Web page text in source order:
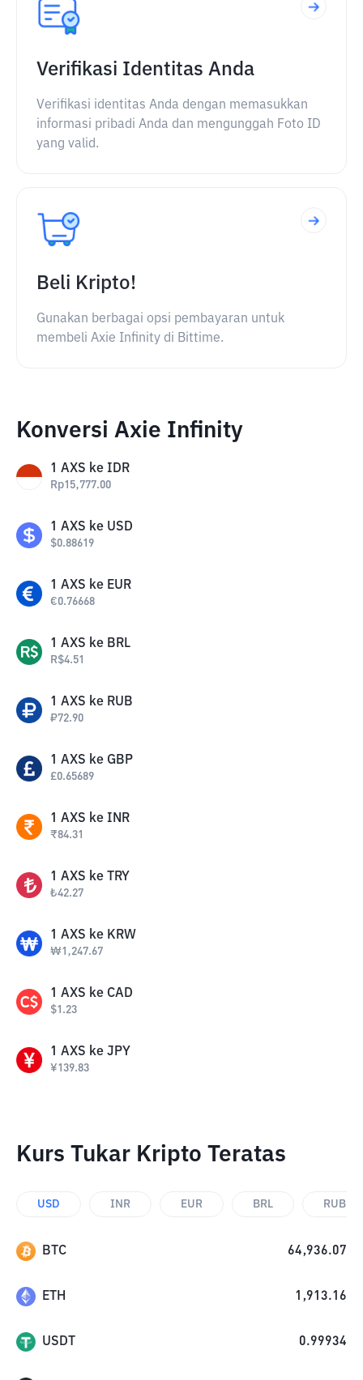
Verifikasi Identitas Anda
Verifikasi identitas Anda dengan memasukkan
informasi pribadi Anda dan mengunggah Foto ID
yang valid.
Beli Kripto!
Gunakan berbagai opsi pembayaran untuk
membeli Axie Infinity di Bittime.
Konversi Axie Infinity
1 AXS ke IDR
Rp15,777.00
1 AXS ke USD
$0.88619
1 AXS ke EUR
€0.76668
1 AXS ke BRL
R$4.51
1 AXS ke RUB
₽72.90
1 AXS ke GBP
£0.65689
1 AXS ke INR
₹84.31
1 AXS ke TRY
₺42.27
1 AXS ke KRW
₩1,247.67
1 AXS ke CAD
$1.23
1 AXS ke JPY
¥139.83
Kurs Tukar Kripto Teratas
USD INR EUR BRL RUB
BTC 64,936.07
ETH 1,913.16
USDT 0.99934